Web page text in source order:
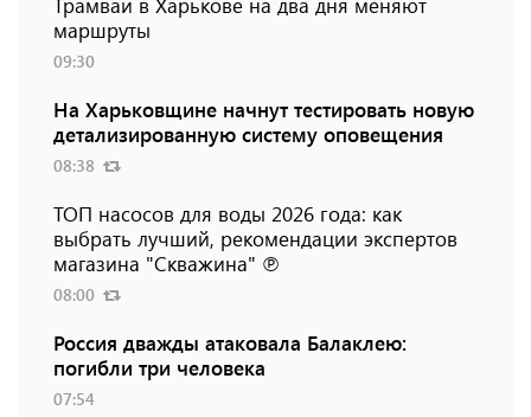
маршруты
09:30
На Харьковщине начнут тестировать новую
детализированную систему оповещения
08:38
ТОП насосов для воды 2026 года: как
выбрать лучший, рекомендации экспертов
магазина "Скважина" ℗
08:00
Россия дважды атаковала Балаклею:
погибли три человека
07:54